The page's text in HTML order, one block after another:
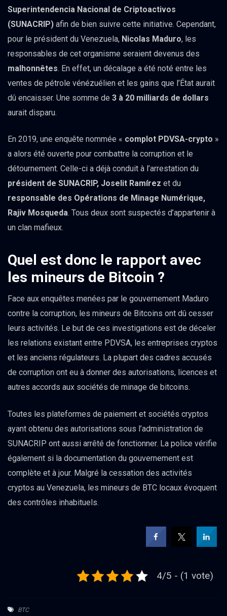
Superintendencia Nacional de Criptoactivos
(SUNACRIP) afin de bien suivre cette initiative. Cependant,
pour le président du Venezuela, Nicolas Maduro, les
responsables de cet organisme seraient devenus des
malhonnêtes. En effet, un décalage a été noté entre les
ventes de pétrole vénézuélien et les gains que l’État aurait
dû encaisser. Une somme de 3 à 20 milliards de dollars
aurait disparu.
En 2019, une enquête nommée « complot PDVSA-crypto »
a alors été ouverte pour combattre la corruption et le
détournement. Celle-ci a déjà conduit à l’arrestation du
président de SUNACRIP, Joselit Ramírez et du
responsable des Opérations de Minage Numérique,
Rajiv Mosqueda. Tous deux sont suspectés d’appartenir à
un clan mafieux.
Quel est donc le rapport avec
les mineurs de Bitcoin ?
Face aux enquêtes menées par le gouvernement Maduro
contre la corruption, les mineurs de Bitcoins ont dû cesser
leurs activités. Le but de ces investigations est de déceler
les relations existant entre PDVSA, les entreprises cryptos
et les anciens régulateurs. La plupart des cadres accusés
de corruption ont eu à donner des autorisations, licences et
autres accords aux sociétés de minage de bitcoins.
Toutes les plateformes de paiement et sociétés cryptos
ayant obtenu des autorisations sous l’administration de
SUNACRIP ont aussi arrêté de fonctionner. La police vérifie
également si la documentation du gouvernement est
complète et à jour. Malgré la cessation des activités
cryptos au Venezuela, les mineurs de BTC locaux évoquent
des contrôles inhabituels.
4/5 - (1 vote)
BTC